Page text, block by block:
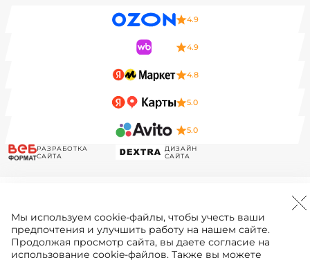
4.9
4.9
4.8
5.0
5.0
РАЗРАБОТКА
САЙТА
ДИЗАЙН
САЙТА
Мы используем cookie-файлы, чтобы учесть ваши
предпочтения и улучшить работу на нашем сайте.
Продолжая просмотр сайта, вы даете согласие на
использование cookie-файлов. Также вы можете